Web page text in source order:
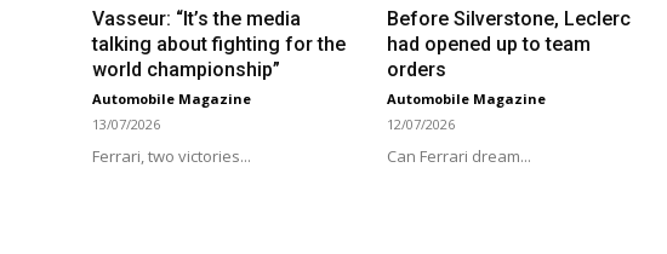
Vasseur: “It’s the media
talking about fighting for the
world championship”
Automobile Magazine
13/07/2026
Ferrari, two victories...
Before Silverstone, Leclerc
had opened up to team
orders
Automobile Magazine
12/07/2026
Can Ferrari dream...